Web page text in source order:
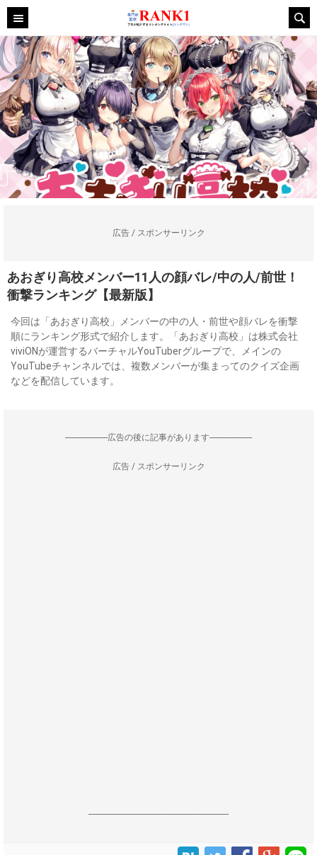
広告 / スポンサーリンク
あおぎり高校メンバー11人の顔バレ/中の人/前世！
衝撃ランキング【最新版】
今回は「あおぎり高校」メンバーの中の人・前世や顔バレを衝撃
順にランキング形式で紹介します。「あおぎり高校」は株式会社
viviONが運営するバーチャルYouTuberグループで、メインの
YouTubeチャンネルでは、複数メンバーが集まってのクイズ企画
などを配信しています。
--------------------広告の後に記事があります--------------------
広告 / スポンサーリンク
------------------------------------------------------------------